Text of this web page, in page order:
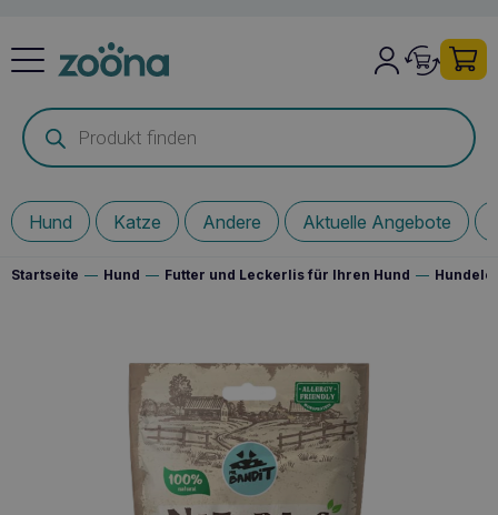
Products
search
Hund Katze Andere Aktuelle Angebote
Startseite — Hund — Futter und Leckerlis für Ihren Hund —